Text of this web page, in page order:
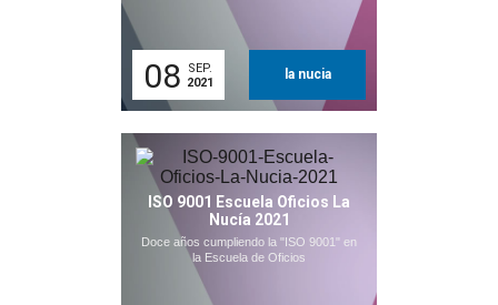
08
SEP.
2021
la nucia
ISO 9001 Escuela Oficios La
Nucía 2021
Doce años cumpliendo la "ISO 9001" en
la Escuela de Oficios